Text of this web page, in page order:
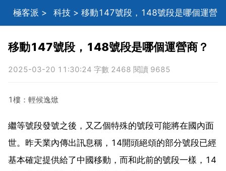
極客派 > 科技 > 移動147號段，148號段是哪個運營
移動147號段，148號段是哪個運營商？
2025-03-20 11:30:24 字數 2468 閱讀 9685
1樓：輕候逸焮
繼等號段發號之後，又乙個特殊的號段可能將在國內面
世。昨天業內傳出訊息稱，14開頭絕頌的部分號段已經
基本確定提供給了中國移動，而和此前的號段一樣，14